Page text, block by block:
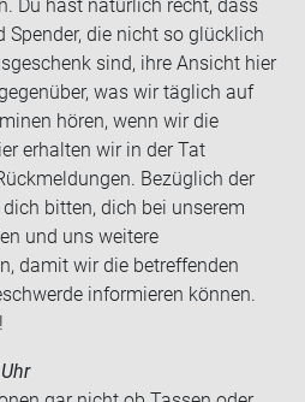
Du hast natürlich recht, dass
Spender, die nicht so glücklich
sind, ihre Ansicht hier
was wir täglich auf
hören, wenn wir die
erhalten wir in der Tat
Bezüglich der
bitten, dich bei unserem
und uns weitere
damit wir die betreffenden
informieren können.